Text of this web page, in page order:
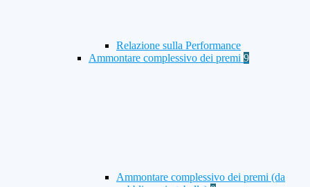
Relazione sulla Performance
Ammontare complessivo dei premi 9
Ammontare complessivo dei premi (da